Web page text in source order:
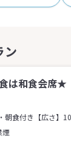
は和食会席★
朝食付き 【広さ】
煙